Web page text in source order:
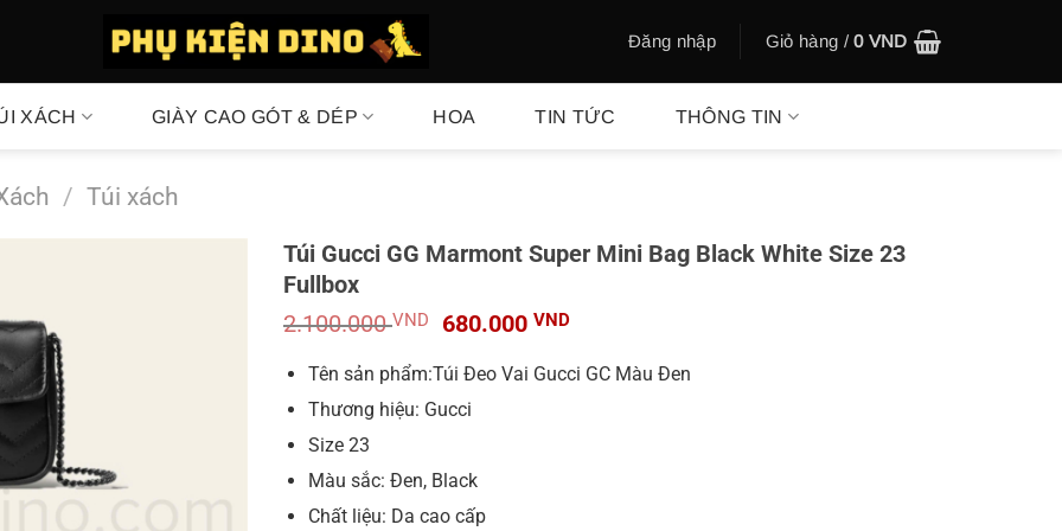
Đăng nhập Giỏ hàng /0 VND
XÁCH GIÀY CAO GÓT & DÉP HOA TIN TỨC THÔNG TIN
/ Túi xách
Túi Gucci GG Marmont Super Mini Bag Black White Size 23
Fullbox
2.100.000VND
Giá
là:
680.000 VNDGiá
tại
Tên sản phẩm:Túi Đeo Vai Gucci GC Màu Đen
Thương hiệu: Gucci
Size 23
Màu sắc: Đen, Black
Chất liệu: Da cao cấp